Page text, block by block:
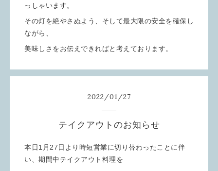
っしゃいます。
その灯を絶やさぬよう、そして最大限の安全を確保し
ながら、
美味しさをお伝えできればと考えております。
2022/01/27
テイクアウトのお知らせ
本日1月27日より時短営業に切り替わったことに伴
い、期間中テイクアウト料理を